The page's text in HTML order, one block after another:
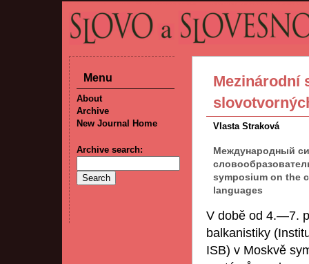
Mezinárodní
Vlasta Straková
Международный
symposium on the
languages
V době od 4.—7.
balkanistiky
ISB) v Moskvě
Menu
About
Archive
New Journal Home
Archive search: